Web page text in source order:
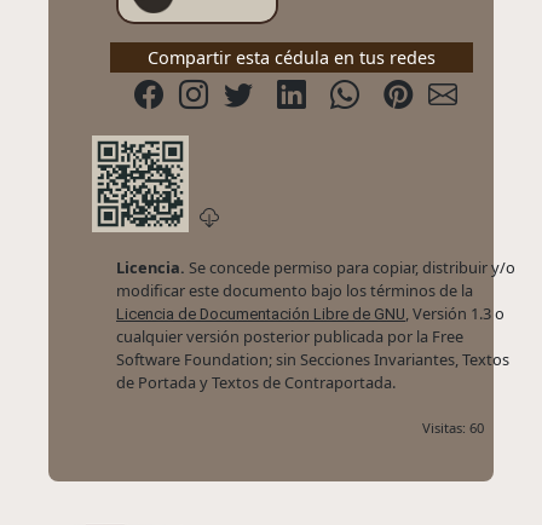
Compartir esta cédula en tus redes
Licencia. Se concede permiso para copiar, distribuir y/o
modificar este documento bajo los términos de la
Licencia de Documentación Libre de GNU, Versión 1.3 o
cualquier versión posterior publicada por la Free
Software Foundation; sin Secciones Invariantes, Textos
de Portada y Textos de Contraportada.
Visitas: 60